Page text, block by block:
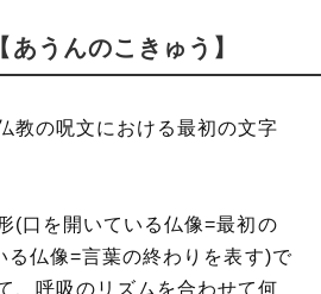
あうんのこきゅう】
教の呪文における最初の文字
(口を開いている仏像=最初の
る仏像=言葉の終わりを表す)で
、呼吸のリズムを合わせて何